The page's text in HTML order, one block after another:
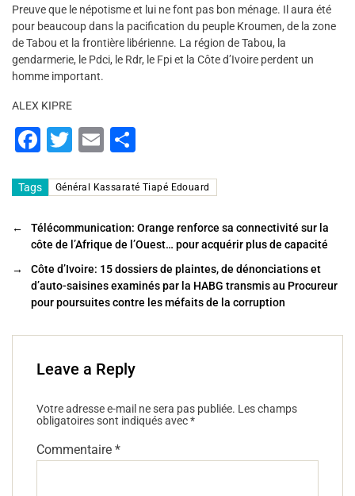
Preuve que le népotisme et lui ne font pas bon ménage. Il aura été
pour beaucoup dans la pacification du peuple Kroumen, de la zone
de Tabou et la frontière libérienne. La région de Tabou, la
gendarmerie, le Pdci, le Rdr, le Fpi et la Côte d’Ivoire perdent un
homme important.
ALEX KIPRE
F
c
e
b
o
o
T
tt
E
ai ta
g
er
Tags Général Kassaraté Tiapé Edouard
←
Télécommunication: Orange renforce sa connectivité sur la
côte de l’Afrique de l’Ouest… pour acquérir plus de capacité
→
Côte d’Ivoire: 15 dossiers de plaintes, de dénonciations et
d’auto-saisines examinés par la HABG transmis au Procureur
pour poursuites contre les méfaits de la corruption
Leave a Reply
Votre adresse e-mail ne sera pas publiée. Les champs
obligatoires sont indiqués avec*
Commentaire *